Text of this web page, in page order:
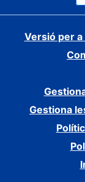
Versió per
Gestiona